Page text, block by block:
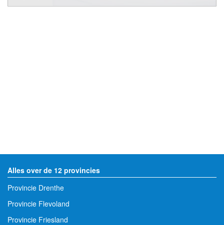
Alles over de 12 provincies
Provincie Drenthe
Provincie Flevoland
Provincie Friesland